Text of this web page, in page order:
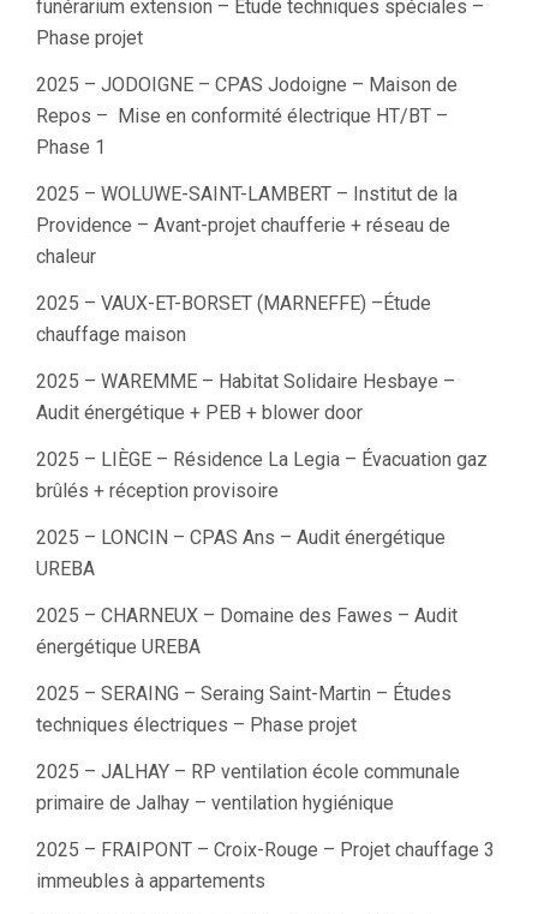
funérarium extension – Étude techniques spéciales –
Phase projet
2025 – JODOIGNE – CPAS Jodoigne – Maison de
Repos – Mise en conformité électrique HT/BT –
Phase 1
2025 – WOLUWE-SAINT-LAMBERT – Institut de la
Providence – Avant-projet chaufferie + réseau de
chaleur
2025 – VAUX-ET-BORSET (MARNEFFE) –Étude
chauffage maison
2025 – WAREMME – Habitat Solidaire Hesbaye –
Audit énergétique + PEB + blower door
2025 – LIÈGE – Résidence La Legia – Évacuation gaz
brûlés + réception provisoire
2025 – LONCIN – CPAS Ans – Audit énergétique
UREBA
2025 – CHARNEUX – Domaine des Fawes – Audit
énergétique UREBA
2025 – SERAING – Seraing Saint-Martin – Études
techniques électriques – Phase projet
2025 – JALHAY – RP ventilation école communale
primaire de Jalhay – ventilation hygiénique
2025 – FRAIPONT – Croix-Rouge – Projet chauffage 3
immeubles à appartements